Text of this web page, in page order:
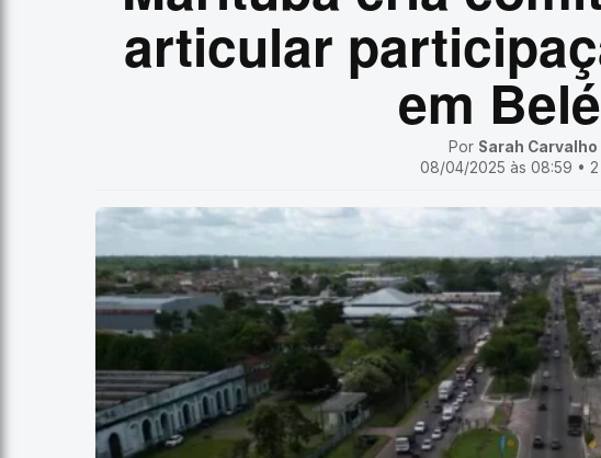
articular
em
Por Sarah Carvalho
08/04/2025 às 08:59 • 2